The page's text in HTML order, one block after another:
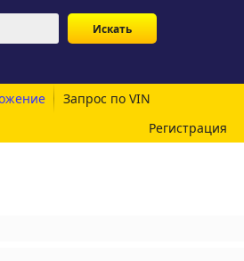
Запрос по VIN
Регистрация